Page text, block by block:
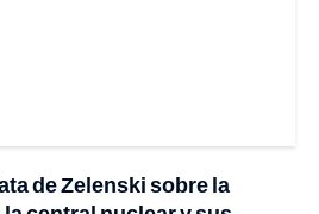
de Zelenski sobre la